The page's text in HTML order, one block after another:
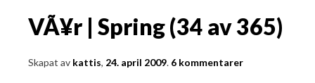
i ord & bild
VÃ¥r | Spring (34 av 365)
Skapat av kattis, 24. april 2009. 6 kommentarer